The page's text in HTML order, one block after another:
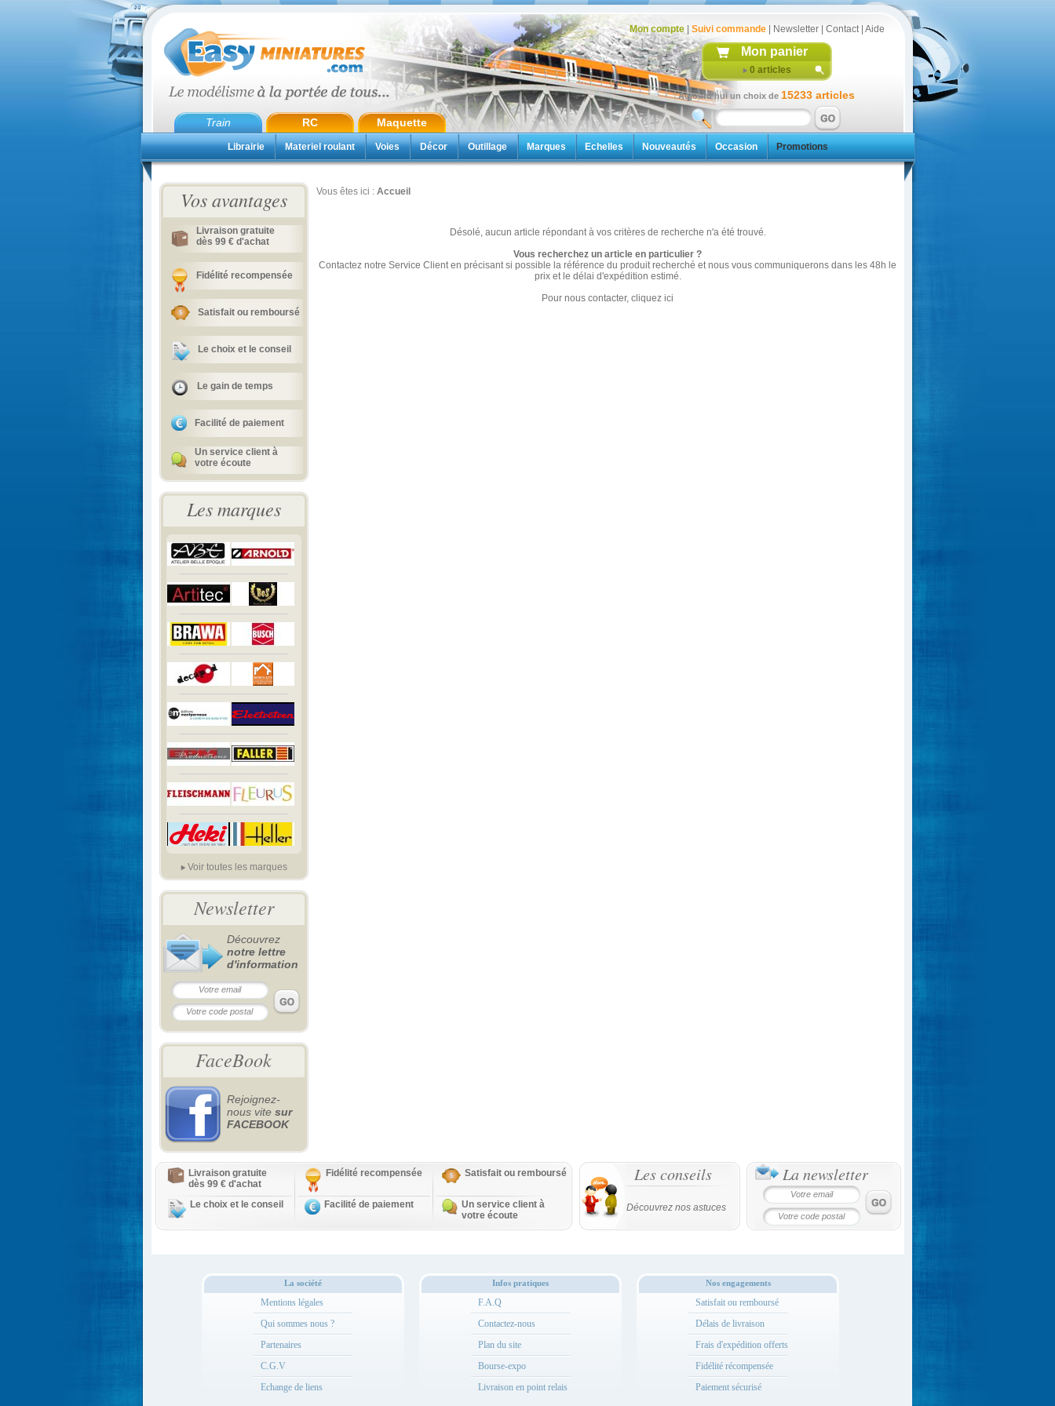
Train RC Maquette
Mon compte| Suivi commande| Newsletter| Contact| Aide
Mon panier
0 articles
Aujourd'hui un choix de 15233 articles
Librairie Materiel roulant Voies Décor Outillage Marques Echelles Nouveautés Occasion Promotions
Vos avantages
Livraison gratuite
dès 99 € d'achat
Fidélité recompensée
Satisfait ou remboursé
Le choix et le conseil
Le gain de temps
Facilité de paiement
Un service client à
votre écoute
Les marques
Voir toutes les marques
Newsletter
Découvrez
notre lettre
d'information
FaceBook
Rejoignez-
nous vite sur
FACEBOOK
Vous êtes ici : Accueil
Désolé, aucun article répondant à vos critères de recherche n'a été trouvé.
Vous recherchez un article en particulier ?
Contactez notre Service Client en précisant si possible la référence du produit recherché et nous vous communiquerons dans les 48h le
prix et le délai d'expédition estimé.
Pour nous contacter, cliquez ici
Livraison gratuite
dès 99 € d'achat
Fidélité recompensée Satisfait ou remboursé
Le choix et le conseil Facilité de paiement
Un service client à
votre écoute
Les conseils
Découvrez nos astuces
La newsletter
La société
Mentions légales
Qui sommes nous ?
Partenaires
C.G.V
Echange de liens
Infos pratiques
F.A.Q
Contactez-nous
Plan du site
Bourse-expo
Livraison en point relais
Nos engagements
Satisfait ou remboursé
Délais de livraison
Frais d'expédition offerts
Fidélité récompensée
Paiement sécurisé